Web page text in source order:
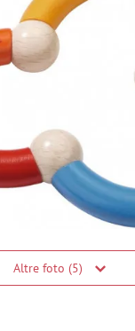
Altre foto (5)